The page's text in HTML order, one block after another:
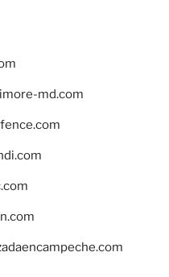
md.com